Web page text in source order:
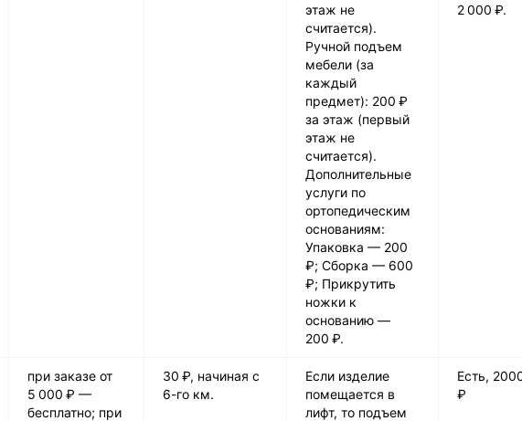
этаж не
считается).
Ручной подъем
мебели (за
каждый
предмет): 200 ₽
за этаж (первый
этаж не
считается).
Дополнительные
услуги по
ортопедическим
основаниям:
Упаковка — 200
₽; Сборка — 600
₽; Прикрутить
ножки к
основанию —
200 ₽.
2 000 ₽.
при заказе от
5 000 ₽ —
бесплатно; при
30 ₽, начиная с
6-го км.
Если изделие
помещается в
лифт, то подъем
Есть,
₽